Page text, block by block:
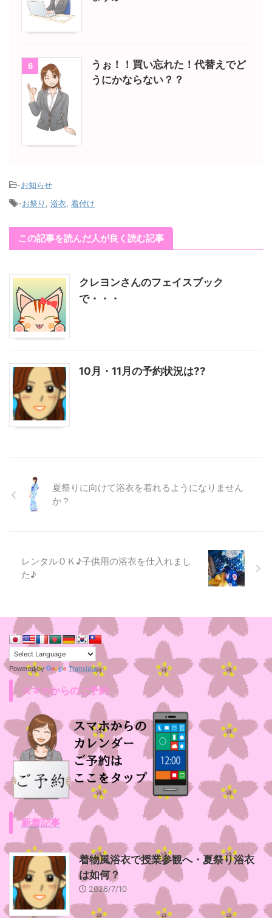
6
うぉ！！買い忘れた！代替えでど
うにかならない？？
-お知らせ
-お祭り 浴衣 着付け
この記事を読んだ人が良く読む記事
クレヨンさんのフェイスブック
で・・・
10月・11月の予約状況は??
夏祭りに向けて浴衣を着れるようになりません
か？
レンタルＯＫ♪子供用の浴衣を仕入れまし
た♪
Powered by Translate
スマホからのご予約
新着記事
着物風浴衣で授業参観へ・夏祭り浴衣
は如何？
2026/7/10